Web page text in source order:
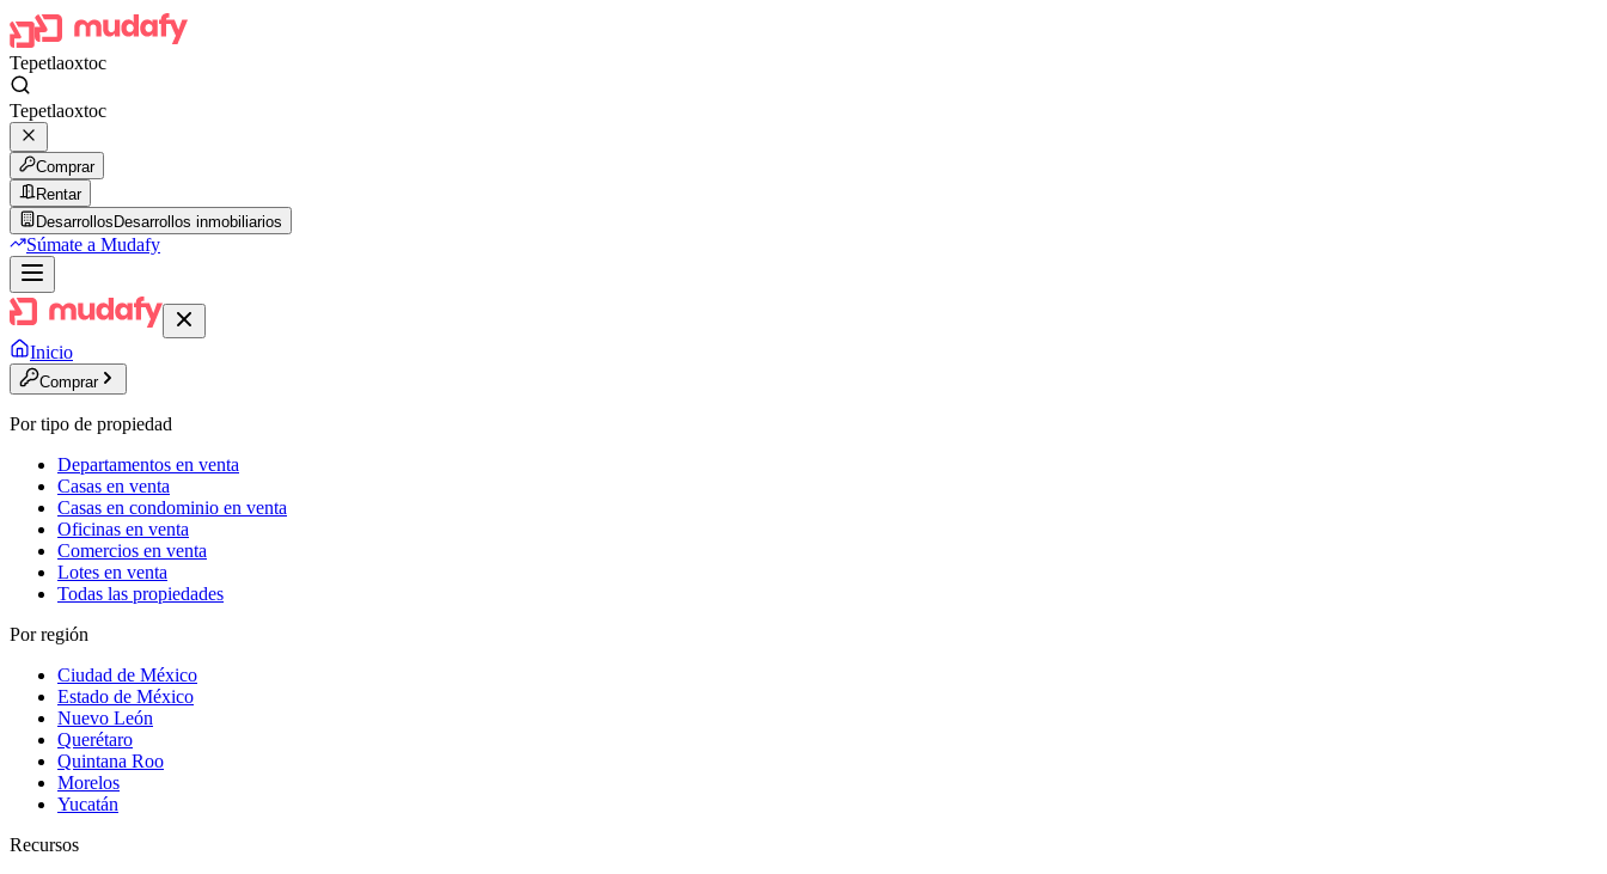
Tepetlaoxtoc
Tepetlaoxtoc
Comprar
Rentar
Desarrollos Desarrollos inmobiliarios
Súmate a Mudafy
Inicio
Comprar
Por tipo de propiedad
Departamentos en venta
Casas en venta
Casas en condominio en venta
Oficinas en venta
Comercios en venta
Lotes en venta
Todas las propiedades
Por región
Ciudad de México
Estado de México
Nuevo León
Querétaro
Quintana Roo
Morelos
Yucatán
Recursos